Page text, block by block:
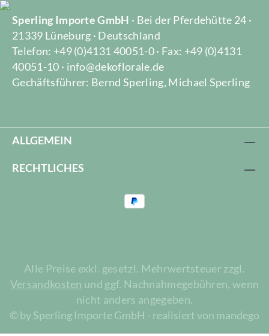
Sperling Importe GmbH · Bei der Pferdehütte 24 ·
21339 Lüneburg · Deutschland
Telefon: +49 (0)4131 40051-0 · Fax: +49 (0)4131
40051-10 · info@dekoflorale.de
Gechäftsführer: Bernd Sperling, Michael Sperling
ALLGEMEIN
RECHTLICHES
Alle Preise exkl. gesetzl. Mehrwertsteuer zzgl.
Versandkosten und ggf. Nachnahmegebühren, wenn
nicht anders angegeben.
© by Sperling Importe GmbH - realisiert von mandego